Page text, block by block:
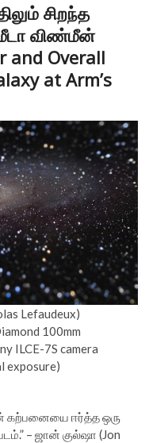
சிறந்த
விண்மீன்
and Overall
at Arm’s
Lefaudeux)
100mm
ILCE-7S camera
exposure)
கற்பனையை ஈர்த்த ஒரு
– ஜான் குல்ஷா (Jon